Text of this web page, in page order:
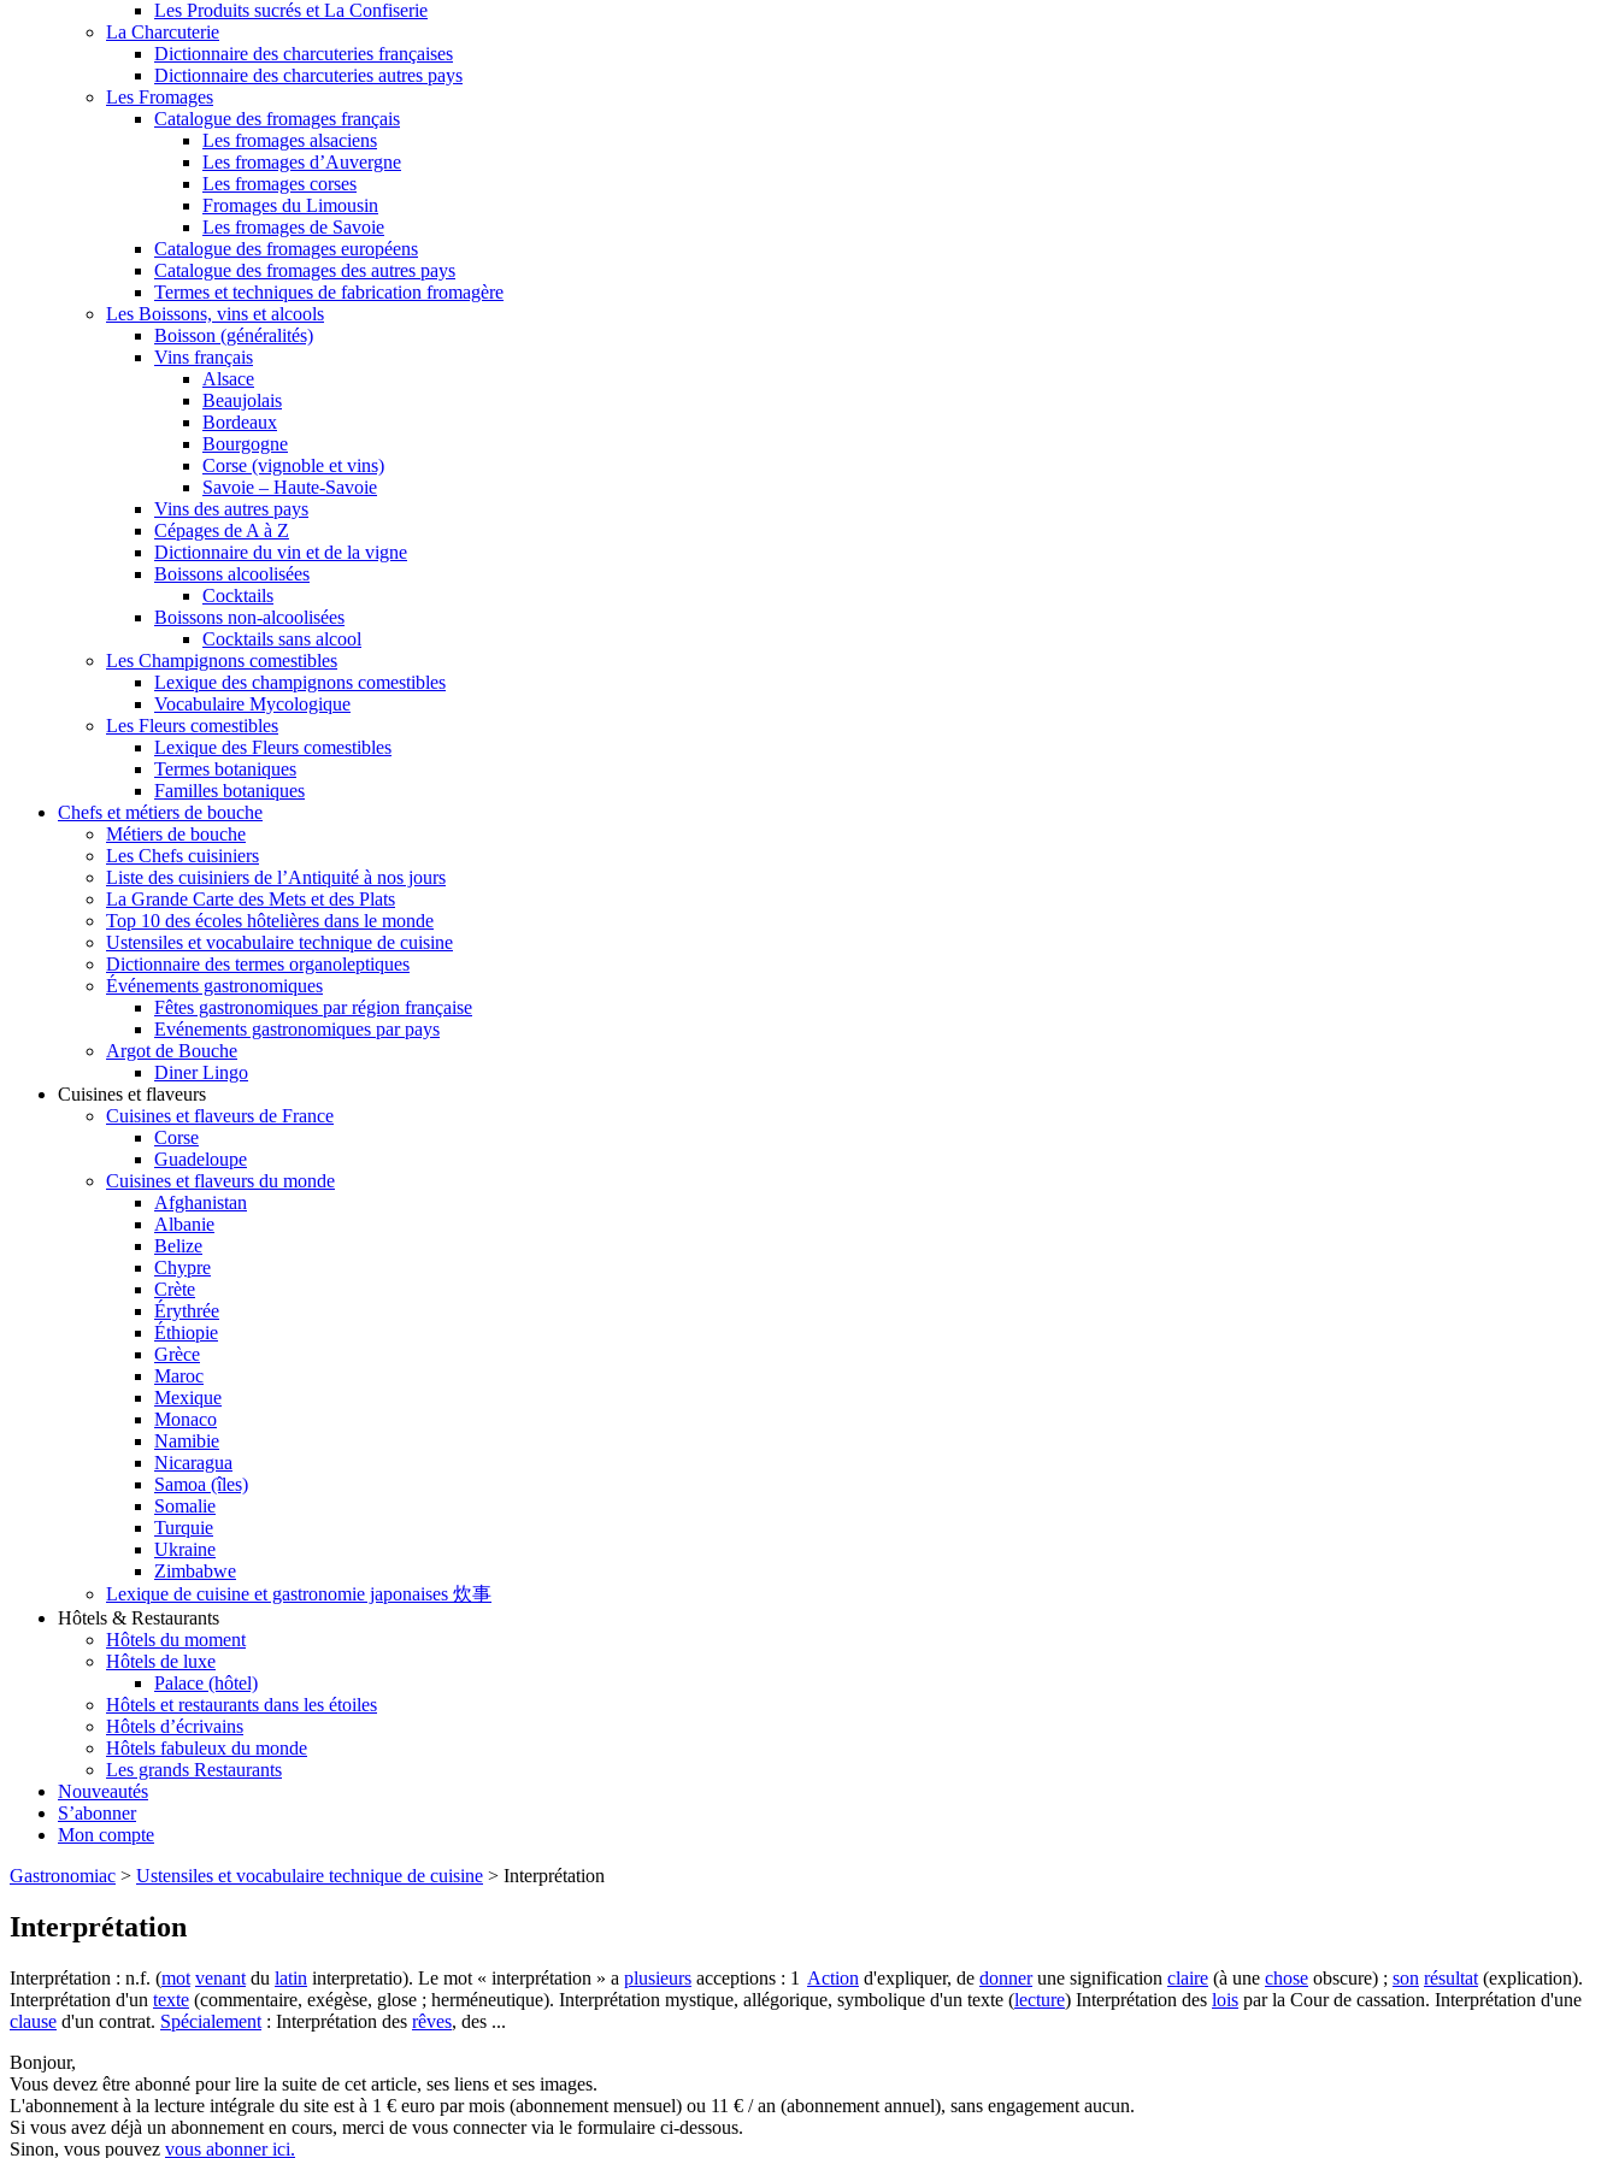
Les Produits sucrés et La Confiserie
La Charcuterie
Dictionnaire des charcuteries françaises
Dictionnaire des charcuteries autres pays
Les Fromages
Catalogue des fromages français
Les fromages alsaciens
Les fromages d’Auvergne
Les fromages corses
Fromages du Limousin
Les fromages de Savoie
Catalogue des fromages européens
Catalogue des fromages des autres pays
Termes et techniques de fabrication fromagère
Les Boissons, vins et alcools
Boisson (généralités)
Vins français
Alsace
Beaujolais
Bordeaux
Bourgogne
Corse (vignoble et vins)
Savoie – Haute-Savoie
Vins des autres pays
Cépages de A à Z
Dictionnaire du vin et de la vigne
Boissons alcoolisées
Cocktails
Boissons non-alcoolisées
Cocktails sans alcool
Les Champignons comestibles
Lexique des champignons comestibles
Vocabulaire Mycologique
Les Fleurs comestibles
Lexique des Fleurs comestibles
Termes botaniques
Familles botaniques
Chefs et métiers de bouche
Métiers de bouche
Les Chefs cuisiniers
Liste des cuisiniers de l’Antiquité à nos jours
La Grande Carte des Mets et des Plats
Top 10 des écoles hôtelières dans le monde
Ustensiles et vocabulaire technique de cuisine
Dictionnaire des termes organoleptiques
Événements gastronomiques
Fêtes gastronomiques par région française
Evénements gastronomiques par pays
Argot de Bouche
Diner Lingo
Cuisines et flaveurs
Cuisines et flaveurs de France
Corse
Guadeloupe
Cuisines et flaveurs du monde
Afghanistan
Albanie
Belize
Chypre
Crète
Érythrée
Éthiopie
Grèce
Maroc
Mexique
Monaco
Namibie
Nicaragua
Samoa (îles)
Somalie
Turquie
Ukraine
Zimbabwe
Lexique de cuisine et gastronomie japonaises 炊事
Hôtels & Restaurants
Hôtels du moment
Hôtels de luxe
Palace (hôtel)
Hôtels et restaurants dans les étoiles
Hôtels d’écrivains
Hôtels fabuleux du monde
Les grands Restaurants
Nouveautés
S’abonner
Mon compte
Gastronomiac > Ustensiles et vocabulaire technique de cuisine > Interprétation
Interprétation
Interprétation : n.f. (mot venant du latin interpretatio). Le mot « interprétation » a plusieurs acceptions : 1 Action d'expliquer, de donnerune signification claire (à une chose obscure) ; son résultat (explication).
Interprétation d'un texte (commentaire, exégèse, glose ; herméneutique). Interprétation mystique, allégorique, symbolique d'un texte (lecture) Interprétation des lois par la Cour de cassation. Interprétation d'une
clause d'un contrat. Spécialement : Interprétation des rêves, des ...
Bonjour,
Vous devez être abonné pour lire la suite de cet article, ses liens et ses images.
L'abonnement à la lecture intégrale du site est à 1 € euro par mois (abonnement mensuel) ou 11 € / an (abonnement annuel), sans engagement aucun.
Si vous avez déjà un abonnement en cours, merci de vous connecter via le formulaire ci-dessous.
Sinon, vous pouvez vous abonner ici.